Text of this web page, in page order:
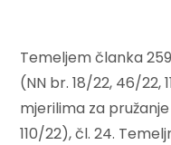
Temeljem članka
(NN br. 18/22, 46/22,
mjerilima za
110/22), čl. 24.